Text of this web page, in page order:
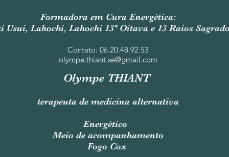
Formadora em Cura Energética:
Usui, Lahochi, Lahochi 13ª Oitava e 13 Raios
Contato: 06.20.48.92.53
olympe.thiant.se@gmail.com
Olympe THIANT
terapeuta de medicina alternativa
Energético
Meio de acompanhamento
Fogo Cox